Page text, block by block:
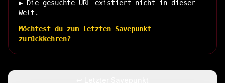
▶ Die gesuchte URL existiert nicht in dieser
Welt.
Möchtest du zum letzten Savepunkt
zurückkehren?